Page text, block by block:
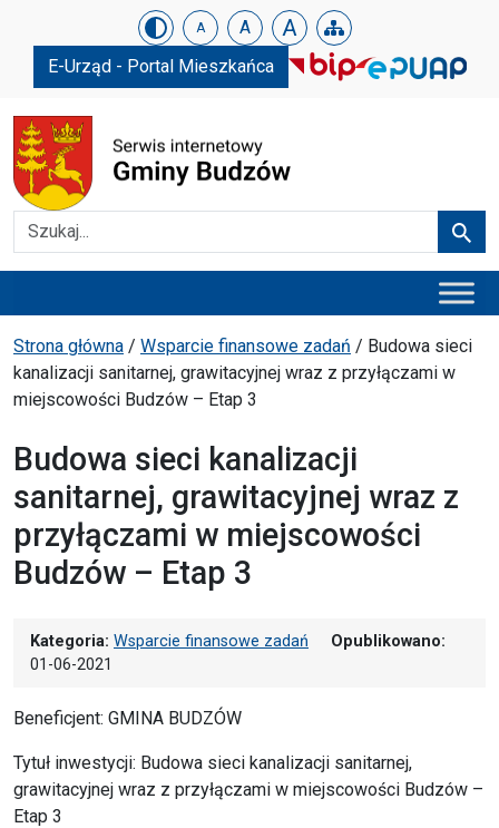
Urząd Gminy w Budzowie
Skip menu A A A
E-Urząd - Portal Mieszkańca
Szukaj
Ścieżka powrotu
Strona główna / Wsparcie finansowe zadań / Budowa sieci
kanalizacji sanitarnej, grawitacyjnej wraz z przyłączami w
miejscowości Budzów – Etap 3
Budowa sieci kanalizacji
sanitarnej, grawitacyjnej wraz z
przyłączami w miejscowości
Budzów – Etap 3
Kategoria: Wsparcie finansowe zadań
Opublikowano:
01-06-2021
Beneficjent: GMINA BUDZÓW
Tytuł inwestycji: Budowa sieci kanalizacji sanitarnej,
grawitacyjnej wraz z przyłączami w miejscowości Budzów –
Etap 3